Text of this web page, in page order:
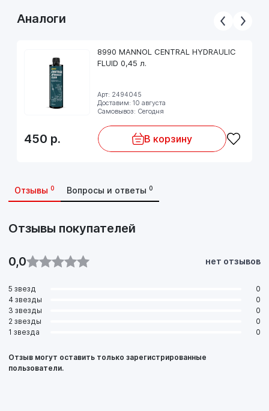
Аналоги
8990 MANNOL CENTRAL HYDRAULIC
FLUID 0,45 л.
Арт: 2494045
Доставим: 10 августа
Самовывоз: Сегодня
450 р. В корзину
Отзывы 0 Вопросы и ответы 0
Отзывы покупателей
0,0 нет отзывов
5 звезд
0
4 звезды
0
3 звезды
0
2 звезды
0
1 звезда
0
Отзыв могут оставить только зарегистрированные
пользователи.